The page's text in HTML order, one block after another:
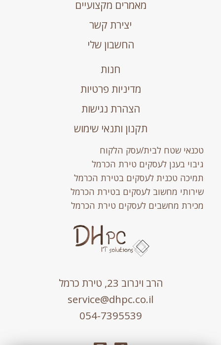
מאמרים מקצועיים
יצירת קשר
החשבון שלי
חנות
מדיניות פרטיות
הצהרת נגישות
תקנון ותנאי שימוש
טכנאי שטח לבית/עסק הלקוח
גיבוי בענן לעסקים טירת הכרמל
תמיכה טכנית לעסקים בטירת הכרמל
שירותי מחשוב לעסקים בטירת הכרמל
מכירת מחשבים לעסקים טירת הכרמל
הרב וינרוב 23, טירת כרמל
service@dhpc.co.il
054-7395539